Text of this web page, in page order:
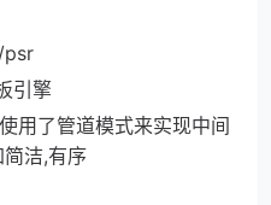
psr
引擎
用了管道模式来实现中间
洁,有序